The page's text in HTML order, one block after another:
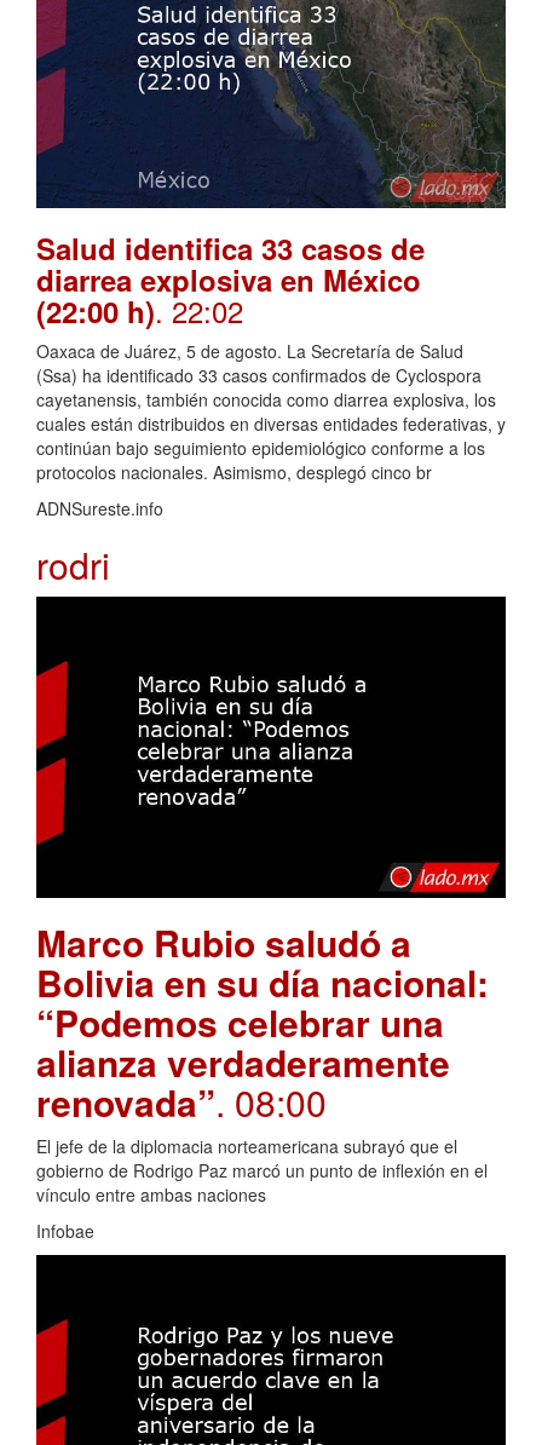
Salud identifica 33 casos de
diarrea explosiva en México
(22:00 h). 22:02
Oaxaca de Juárez, 5 de agosto. La Secretaría de Salud
(Ssa) ha identificado 33 casos confirmados de Cyclospora
cayetanensis, también conocida como diarrea explosiva, los
cuales están distribuidos en diversas entidades federativas, y
continúan bajo seguimiento epidemiológico conforme a los
protocolos nacionales. Asimismo, desplegó cinco br
ADNSureste.info
rodri
Marco Rubio saludó a
Bolivia en su día nacional:
“Podemos celebrar una
alianza verdaderamente
renovada”. 08:00
El jefe de la diplomacia norteamericana subrayó que el
gobierno de Rodrigo Paz marcó un punto de inflexión en el
vínculo entre ambas naciones
Infobae